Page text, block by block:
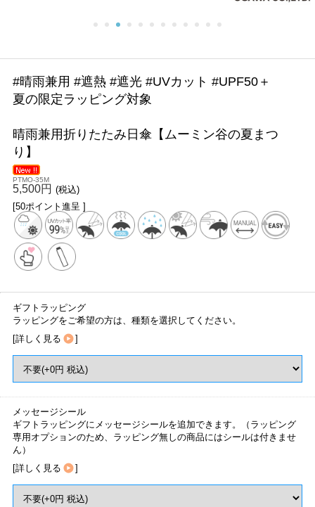
#晴雨兼用 #遮熱 #遮光 #UVカット #UPF50＋
夏の限定ラッピング対象
晴雨兼用折りたたみ日傘【ムーミン谷の夏まつ
り】
PTMO-35M
5,500円 (税込)
[50ポイント進呈 ]
ギフトラッピング
ラッピングをご希望の方は、種類を選択してください。
[詳しく見る ]
メッセージシール
ギフトラッピングにメッセージシールを追加できます。（ラッピング
専用オプションのため、ラッピング無しの商品にはシールは付きませ
ん）
[詳しく見る ]